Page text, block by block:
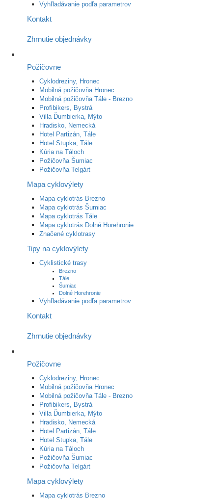
Vyhľladávanie podľa parametrov
Kontakt
Zhrnutie objednávky
Požičovne
Cyklodreziny, Hronec
Mobilná požičovňa Hronec
Mobilná požičovňa Tále - Brezno
Profibikers, Bystrá
Villa Ďumbierka, Mýto
Hradisko, Nemecká
Hotel Partizán, Tále
Hotel Stupka, Tále
Kúria na Táloch
Požičovňa Šumiac
Požičovňa Telgárt
Mapa cyklovýlety
Mapa cyklotrás Brezno
Mapa cyklotrás Šumiac
Mapa cyklotrás Tále
Mapa cyklotrás Dolné Horehronie
Značené cyklotrasy
Tipy na cyklovýlety
Cyklistické trasy
Brezno
Tále
Šumiac
Dolné Horehronie
Vyhľladávanie podľa parametrov
Kontakt
Zhrnutie objednávky
Požičovne
Cyklodreziny, Hronec
Mobilná požičovňa Hronec
Mobilná požičovňa Tále - Brezno
Profibikers, Bystrá
Villa Ďumbierka, Mýto
Hradisko, Nemecká
Hotel Partizán, Tále
Hotel Stupka, Tále
Kúria na Táloch
Požičovňa Šumiac
Požičovňa Telgárt
Mapa cyklovýlety
Mapa cyklotrás Brezno